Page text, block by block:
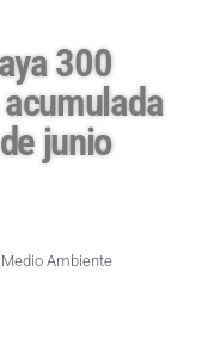
300
junio
Medio Ambiente